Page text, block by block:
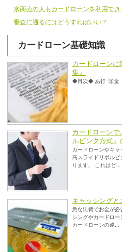
水商売の人もカードローンを利用でき
審査に通るにはどうすればいい？
カードローン基礎知識
カードローン
集』
◆目次◆ あ行 頭金
カードローンで
ルビング方式』
カードローンやキ
高スライドリボルビ
ります。 これはど...
キャッシング
急な出費でお金が必
シングやカードロ
カードローンの違...